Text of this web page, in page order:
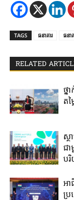
TAGS ធនាគារ ធនា
RELATED
ថ្ន
តម្
ស្ថ
ជ
បរិ
អ
ប្រ